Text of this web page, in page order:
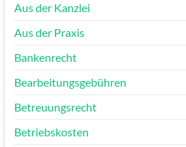
Aus der Kanzlei
Aus der Praxis
Bankenrecht
Bearbeitungsgebühren
Betreuungsrecht
Betriebskosten